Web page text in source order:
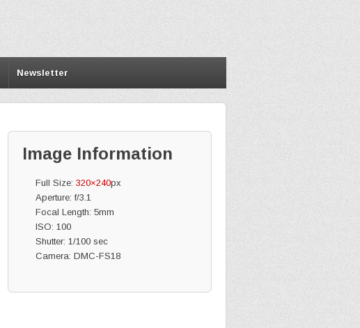
Newsletter
Image Information
Full Size:320×240px
Aperture: f/3.1
Focal Length: 5mm
ISO: 100
Shutter: 1/100 sec
Camera: DMC-FS18